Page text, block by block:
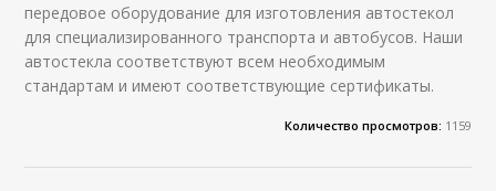
передовое оборудование для изготовления автостекол
для специализированного транспорта и автобусов. Наши
автостекла соответствуют всем необходимым
стандартам и имеют соответствующие сертификаты.
Количество просмотров: 1159